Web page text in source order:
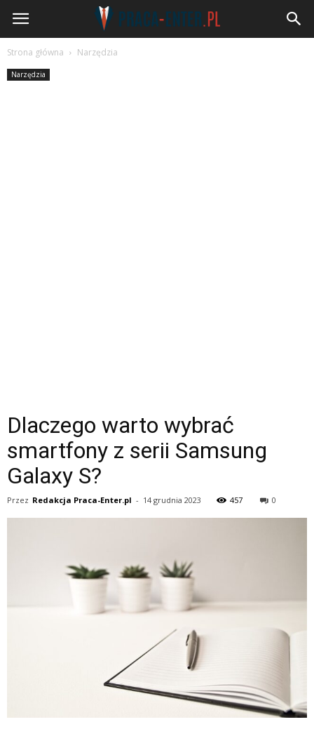
Praca-
Enter.pl
Strona główna Narzędzia
Narzędzia
Dlaczego warto wybrać
smartfony z serii Samsung
Galaxy S?
Przez Redakcja Praca-Enter.pl - 14 grudnia 2023 457 0